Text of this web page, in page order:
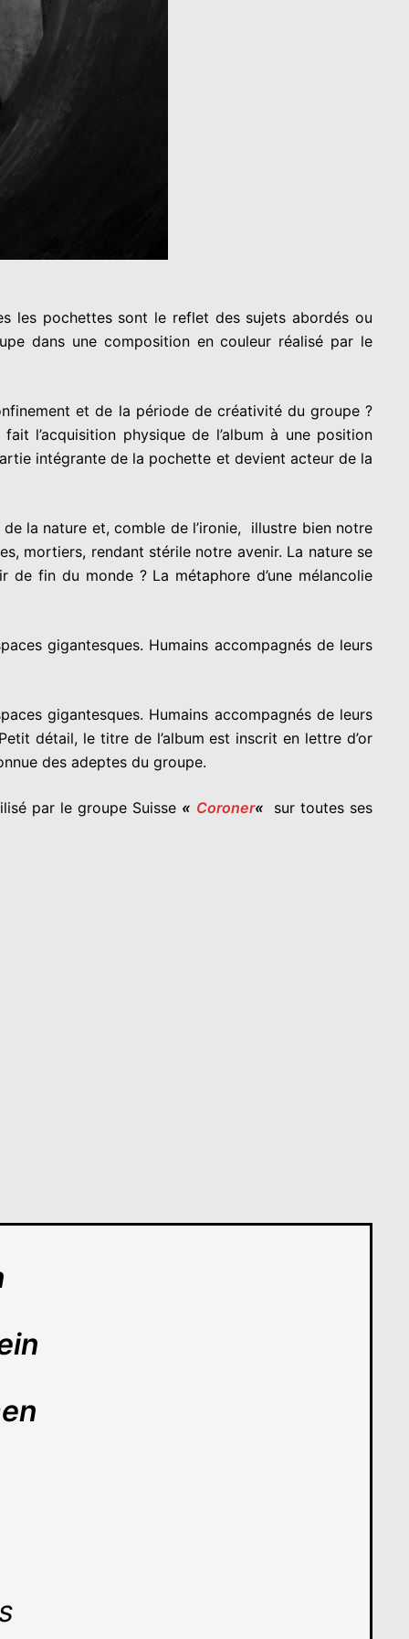
les pochettes sont le reflet des sujets abordés ou
dans une composition en couleur réalisé par le
et de la période de créativité du groupe ?
l’acquisition physique de l’album à une position
intégrante de la pochette et devient acteur de la
la nature et, comble de l’ironie, illustre bien notre
mortiers, rendant stérile notre avenir. La nature se
fin du monde ? La métaphore d’une mélancolie
gigantesques. Humains accompagnés de leurs
gigantesques. Humains accompagnés de leurs
détail, le titre de l’album est inscrit en lettre d’or
des adeptes du groupe.
par le groupe Suisse « Coroner« sur toutes ses